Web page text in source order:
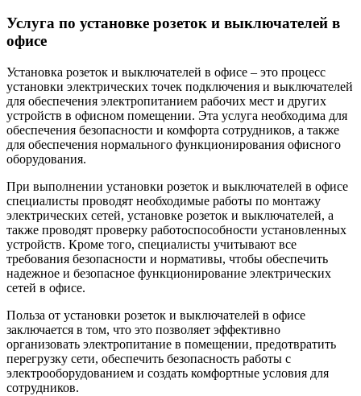
Услуга по установке розеток и выключателей в
офисе
Установка розеток и выключателей в офисе – это процесс
установки электрических точек подключения и выключателей
для обеспечения электропитанием рабочих мест и других
устройств в офисном помещении. Эта услуга необходима для
обеспечения безопасности и комфорта сотрудников, а также
для обеспечения нормального функционирования офисного
оборудования.
При выполнении установки розеток и выключателей в офисе
специалисты проводят необходимые работы по монтажу
электрических сетей, установке розеток и выключателей, а
также проводят проверку работоспособности установленных
устройств. Кроме того, специалисты учитывают все
требования безопасности и нормативы, чтобы обеспечить
надежное и безопасное функционирование электрических
сетей в офисе.
Польза от установки розеток и выключателей в офисе
заключается в том, что это позволяет эффективно
организовать электропитание в помещении, предотвратить
перегрузку сети, обеспечить безопасность работы с
электрооборудованием и создать комфортные условия для
сотрудников.